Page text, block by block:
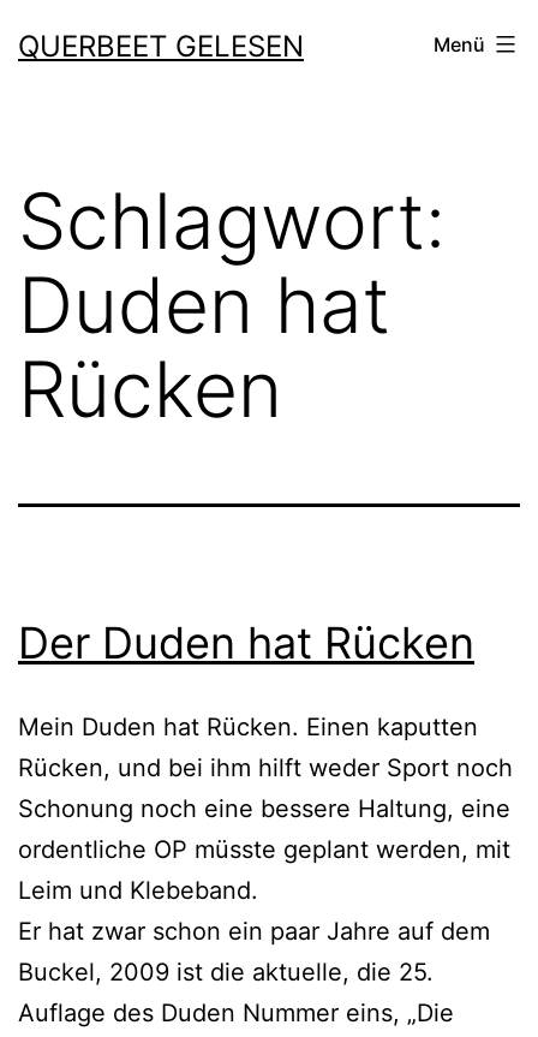
Inhalt
QUERBEET GELESEN Menü
Schlagwort:
Duden hat
Rücken
Der Duden hat Rücken
Mein Duden hat Rücken. Einen kaput­ten
Rücken, und bei ihm hilft weder Sport noch
Schonung noch eine bes­se­re Haltung, eine
ordent­li­che OP müss­te geplant wer­den, mit
Leim und Klebeband.
Er hat zwar schon ein paar Jahre auf dem
Buckel, 2009 ist die aktu­el­le, die 25.
Auflage des Duden Nummer eins, „Die